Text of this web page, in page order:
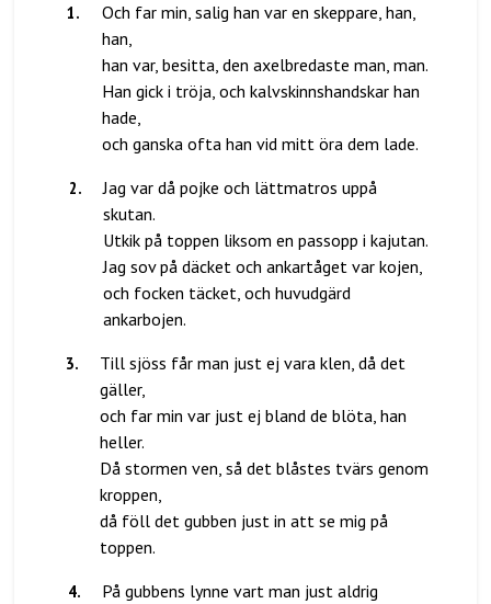
1.
Och far min, salig han var en skeppare, han,
han,
han var, besitta, den axelbredaste man, man.
Han gick i tröja, och kalvskinnshandskar han
hade,
2.
Jag var då pojke och lättmatros uppå
skutan.
Utkik på toppen liksom en passopp i kajutan.
Jag sov på däcket och ankartåget var kojen,
och focken täcket, och huvudgärd
3.
Till sjöss får man just ej vara klen, då det
gäller,
och far min var just ej bland de blöta, han
heller.
Då stormen ven, så det blåstes tvärs genom
kroppen,
då föll det gubben just in att se mig på
4.
På gubbens lynne vart man just aldrig